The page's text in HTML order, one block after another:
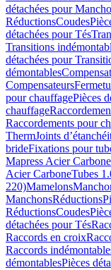
détachées pour
RéductionsCoudes
détachées pour Tés
Transitions
détachées pour
démontables
Compensateurs
pour chauffagePièces
chauffage
Raccordements pour
ThermJoints
brideFixations pour
Mapress Acier Carbone
Acier CarboneTubes
220)Mamelons
ManchonsRéductions
RéductionsCoudes
détachées pour Tés
Raccords en croix
Raccords
démontablesPièces